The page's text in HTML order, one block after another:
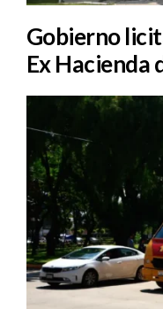
Gobierno
Ex Hacienda